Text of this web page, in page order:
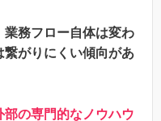
務フロー自体は変わ
繋がりにくい傾向があ
の専門的なノウハウ